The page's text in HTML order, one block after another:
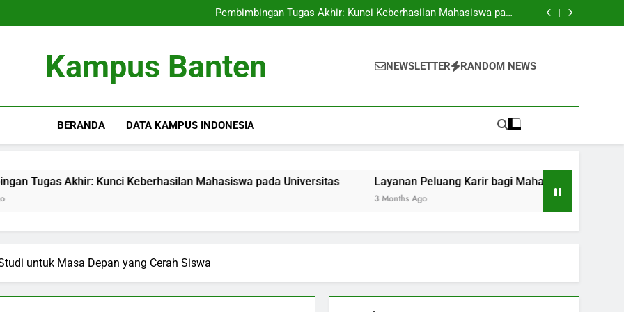
Lingkungan Kerja
Pembimbingan Tugas Akhir: Kunci Keberhasilan Mahasiswa pada
Universitas
Layanan Peluang Karir bagi Mahasiswa: Mencari Rute Untuk Mencapai
Lingkungan Kerja
Pembimbingan Tugas Akhir: Kunci Keberhasilan Mahasiswa pada
Layanan Peluang Karir bagi Mahasiswa: Mencari Rute Untuk Mencapai
Kampus Banten NEWSLETTER RANDOM NEWS
BERANDA DATA KAMPUS INDONESIA
Akhir: Kunci Keberhasilan Mahasiswa pada Universitas Layanan Peluang Karir bagi Mahasiswa: Mencari Rute
untuk Masa Depan yang Cerah Siswa